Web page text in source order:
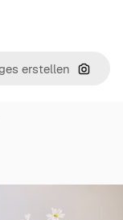
Nach